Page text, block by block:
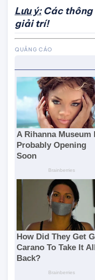
Con số may mắn
Lưu ý:Các thông
giải trí!